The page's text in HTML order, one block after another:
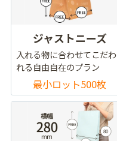
ジャストニーズ
入れる物に合わせてこだわ
れる自由自在のプラン
最小ロット500枚